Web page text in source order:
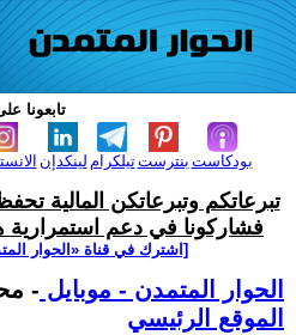
تابعونا
لينكدإن تيلكرامبنترست بودكاست
تبرعاتكم وتبرعاتكن المالية
فشاركونا في دعم استمرارية
[اشترك في قناة ‫«الحوار
الحوار المتمدن - موبايل -
الموقع الرئيسي